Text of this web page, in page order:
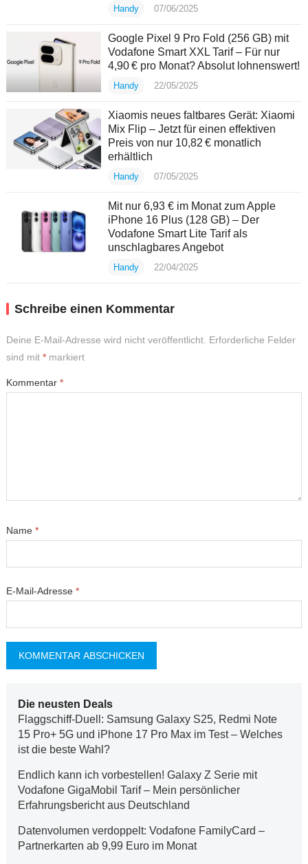
Handy 07/06/2025
Google Pixel 9 Pro Fold (256 GB) mit
Vodafone Smart XXL Tarif – Für nur
4,90 € pro Monat? Absolut lohnenswert!
Handy 22/05/2025
Xiaomis neues faltbares Gerät: Xiaomi
Mix Flip – Jetzt für einen effektiven
Preis von nur 10,82 € monatlich
erhältlich
Handy 07/05/2025
Mit nur 6,93 € im Monat zum Apple
iPhone 16 Plus (128 GB) – Der
Vodafone Smart Lite Tarif als
unschlagbares Angebot
Handy 22/04/2025
Schreibe einen Kommentar
Deine E-Mail-Adresse wird nicht veröffentlicht. Erforderliche Felder
sind mit *markiert
Kommentar *
Name *
E-Mail-Adresse *
Die neusten Deals
Flaggschiff-Duell: Samsung Galaxy S25, Redmi Note
15 Pro+ 5G und iPhone 17 Pro Max im Test – Welches
ist die beste Wahl?
Endlich kann ich vorbestellen! Galaxy Z Serie mit
Vodafone GigaMobil Tarif – Mein persönlicher
Erfahrungsbericht aus Deutschland
Datenvolumen verdoppelt: Vodafone FamilyCard –
Partnerkarten ab 9,99 Euro im Monat